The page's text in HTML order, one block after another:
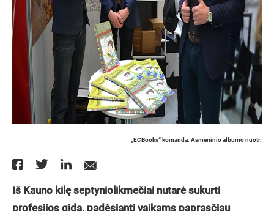
„ECBooks“ komanda. Asmeninio albumo nuotr.
Iš Kauno kilę septyniolikmečiai nutarė sukurti
profesijos gidą, padėsiantį vaikams paprasčiau